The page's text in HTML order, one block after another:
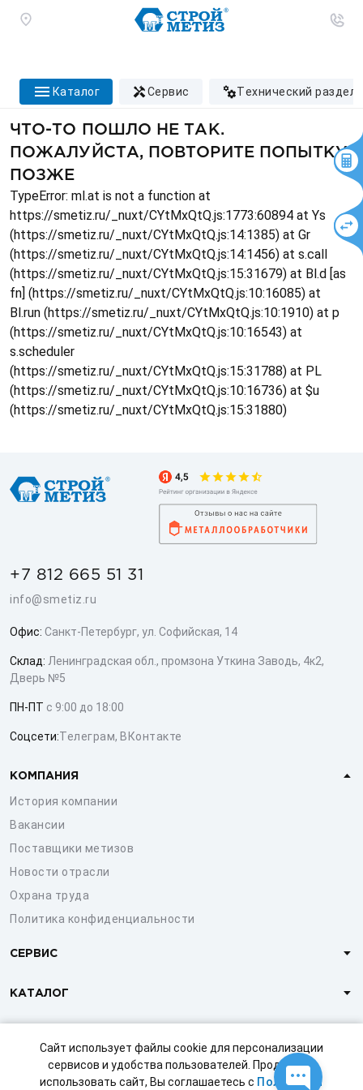
Сайт использует файлы cookie для персонализации
сервисов и удобства пользователей. Продолжая
использовать сайт, Вы соглашаетесь с Политикой
каталог сервис технический раздел
ЧТО-ТО ПОШЛО НЕ ТАК.
ПОЖАЛУЙСТА, ПОВТОРИТЕ ПОПЫТКУ
ПОЗЖЕ
TypeError: ml.at is not a function at
https://smetiz.ru/_nuxt/CYtMxQtQ.js:1773:60894 at Ys
(https://smetiz.ru/_nuxt/CYtMxQtQ.js:14:1385) at Gr
(https://smetiz.ru/_nuxt/CYtMxQtQ.js:14:1456) at s.call
(https://smetiz.ru/_nuxt/CYtMxQtQ.js:15:31679) at Bl.d [as
fn] (https://smetiz.ru/_nuxt/CYtMxQtQ.js:10:16085) at
Bl.run (https://smetiz.ru/_nuxt/CYtMxQtQ.js:10:1910) at p
(https://smetiz.ru/_nuxt/CYtMxQtQ.js:10:16543) at
s.scheduler
(https://smetiz.ru/_nuxt/CYtMxQtQ.js:15:31788) at PL
(https://smetiz.ru/_nuxt/CYtMxQtQ.js:10:16736) at $u
(https://smetiz.ru/_nuxt/CYtMxQtQ.js:15:31880)
+7 812 665 51 31
info@smetiz.ru
Офис: Санкт-Петербург, ул. Софийская, 14
Склад: Ленинградская обл., промзона Уткина Заводь, 4к2,
Дверь №5
ПН-ПТ с 9:00 до 18:00
Соцсети:Телеграм, ВКонтакте
КОМПАНИЯ
История компании
Вакансии
Поставщики метизов
Новости отрасли
Охрана труда
Политика конфиденциальности
СЕРВИС
КАТАЛОГ